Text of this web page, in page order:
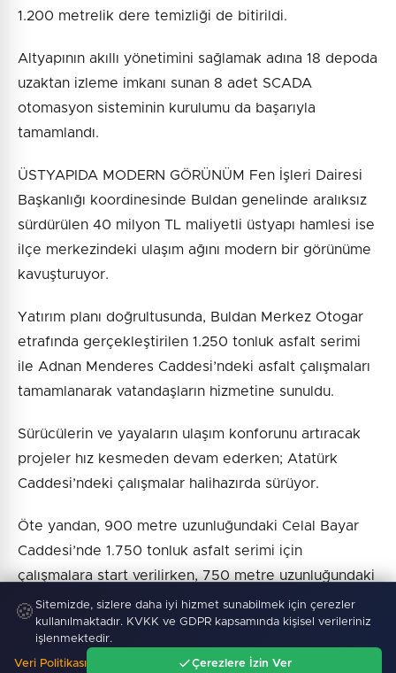
1.200 metrelik dere temizliği de bitirildi.
Altyapının akıllı yönetimini sağlamak adına 18 depoda
uzaktan izleme imkanı sunan 8 adet SCADA
otomasyon sisteminin kurulumu da başarıyla
tamamlandı.
ÜSTYAPIDA MODERN GÖRÜNÜM Fen İşleri Dairesi
Başkanlığı koordinesinde Buldan genelinde aralıksız
sürdürülen 40 milyon TL maliyetli üstyapı hamlesi ise
ilçe merkezindeki ulaşım ağını modern bir görünüme
kavuşturuyor.
Yatırım planı doğrultusunda, Buldan Merkez Otogar
etrafında gerçekleştirilen 1.250 tonluk asfalt serimi
ile Adnan Menderes Caddesi’ndeki asfalt çalışmaları
tamamlanarak vatandaşların hizmetine sunuldu.
Sürücülerin ve yayaların ulaşım konforunu artıracak
projeler hız kesmeden devam ederken; Atatürk
Caddesi’ndeki çalışmalar halihazırda sürüyor.
Öte yandan, 900 metre uzunluğundaki Celal Bayar
Caddesi’nde 1.750 tonluk asfalt serimi için
çalışmalara start verilirken, 750 metre uzunluğundaki
Sekiyurt Caddesi de 1.450 tonluk asfalt serimi için
üstyapı yatırım planına dahil edildi.
🍪 Sitemizde, sizlere daha iyi hizmet sunabilmek için çerezler
kullanılmaktadır. KVKK ve GDPR kapsamında kişisel verileriniz
işlenmektedir.
Veri Politikası Çerezlere İzin Ver